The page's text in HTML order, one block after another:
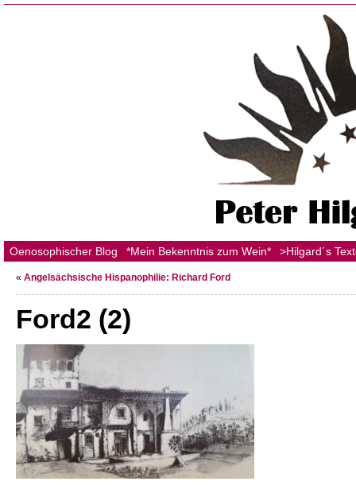
Oenosophischer Blog *Mein Bekenntnis zum Wein* >Hilgard´s
« Angelsächsische Hispanophilie: Richard Ford
Ford2 (2)